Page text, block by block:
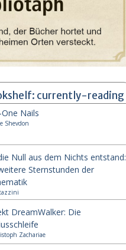
currently-reading
Nails
Shevdon
Null aus dem Nichts entstand:
Sternstunden der
DreamWalker: Die
Zachariae